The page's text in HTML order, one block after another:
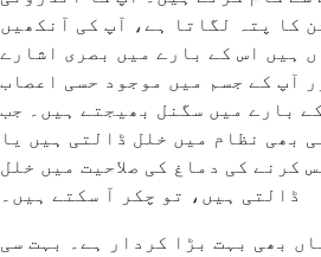
کا پتہ لگاتا ہے، آپ کی آنکھیں
ہیں اس کے بارے میں بصری اشارے
آپ کے جسم میں موجود حسی اعصاب
بارے میں سگنل بھیجتے ہیں۔ جب
بھی نظام میں خلل ڈالتی ہیں یا
کرنے کی دماغ کی صلاحیت میں خلل
ڈالتی ہیں، تو چکر آ سکتے ہیں۔
بھی بہت بڑا کردار ہے۔ بہت سی